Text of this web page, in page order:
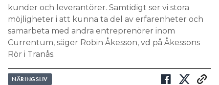
kunder och leverantörer. Samtidigt ser vi stora
möjligheter i att kunna ta del av erfarenheter och
samarbeta med andra entreprenörer inom
Currentum, säger Robin Åkesson, vd på Åkessons
Rör i Tranås.
NÄRINGSLIV